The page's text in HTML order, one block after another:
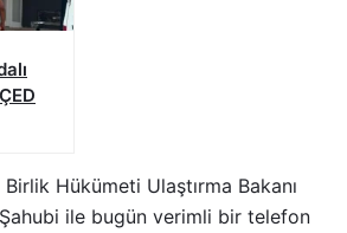
Hükümeti Ulaştırma Bakanı
ile bugün verimli bir telefon